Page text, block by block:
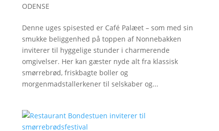
ODENSE
Denne uges spisested er Café Palæet – som med sin
smukke beliggenhed på toppen af Nonnebakken
inviterer til hyggelige stunder i charmerende
omgivelser. Her kan gæster nyde alt fra klassisk
smørrebrød, friskbagte boller og
morgenmadstallerkener til selskaber og...